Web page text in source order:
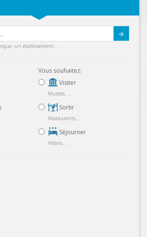
un établissement...
Vous souhaitez:
Visiter
Musées, ...
Sortir
Restaurants, ...
Séjourner
Hôtels, ...